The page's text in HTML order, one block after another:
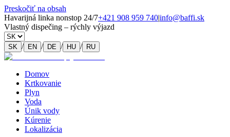
Preskočiť na obsah
Havarijná linka nonstop 24/7+421 908 959 740|info@baffi.sk
Vlastný dispečing – rýchly výjazd
SK / EN / DE / HU / RU
Domov
Krtkovanie
Plyn
Voda
Únik vody
Kúrenie
Lokalizácia